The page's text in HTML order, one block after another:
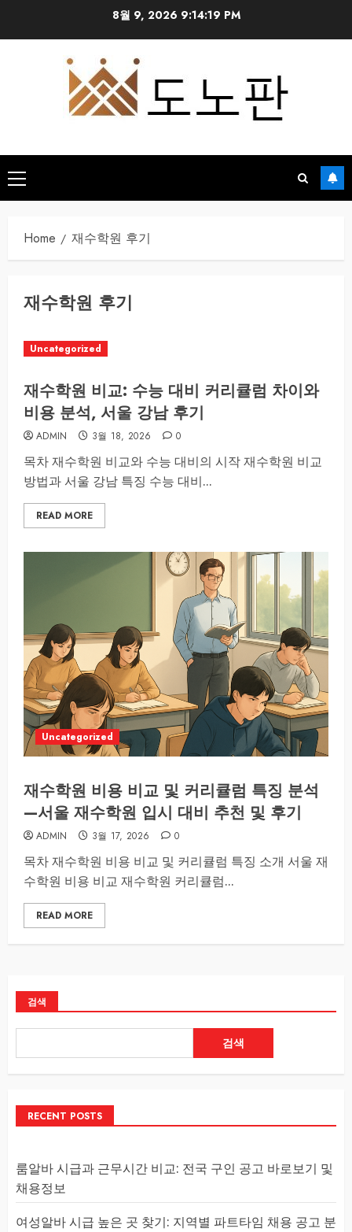
8월 9, 2026 9:14:20 PM
Primary
Menu
Home 재수학원 후기
재수학원 후기
Uncategorized
재수학원 비교: 수능 대비 커리큘럼 차이와
비용 분석, 서울 강남 후기
ADMIN 3월 18, 2026 0
목차 재수학원 비교와 수능 대비의 시작 재수학원 비교
방법과 서울 강남 특징 수능 대비...
READ MORE
Uncategorized
재수학원 비용 비교 및 커리큘럼 특징 분석
—서울 재수학원 입시 대비 추천 및 후기
ADMIN 3월 17, 2026 0
목차 재수학원 비용 비교 및 커리큘럼 특징 소개 서울 재
수학원 비용 비교 재수학원 커리큘럼...
READ MORE
검색
검색
RECENT POSTS
룸알바 시급과 근무시간 비교: 전국 구인 공고 바로보기 및
채용정보
여성알바 시급 높은 곳 찾기: 지역별 파트타임 채용 공고 분